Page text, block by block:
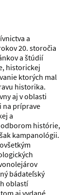
a
20. storočia
a štúdií
historickej
ktorých mal
historika.
aj v oblasti
na príprave
a
histórie,
kampanológii.
bádateľský
oblastí
aj vydané